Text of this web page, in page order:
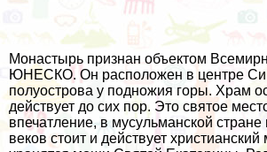
Монастырь признан объектом
ЮНЕСКО. Он расположен в центре
полуострова у подножия горы. Храм
действует до сих пор. Это святое
впечатление, в мусульманской
веков стоит и действует